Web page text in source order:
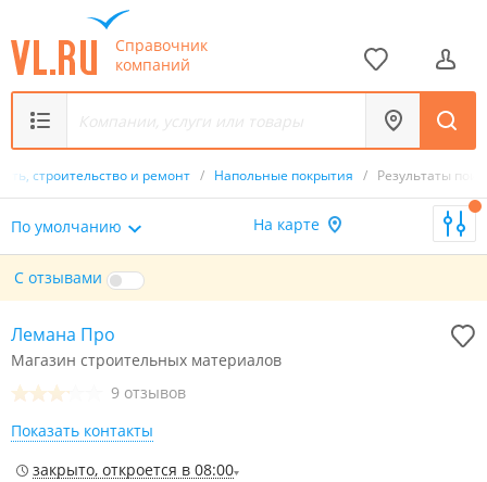
Справочник
компаний
строительство и ремонт / Напольные покрытия / Результаты
По умолчанию На карте
С отзывами
Лемана Про
Магазин строительных материалов
9 отзывов
Показать контакты
закрыто, откроется в 08:00